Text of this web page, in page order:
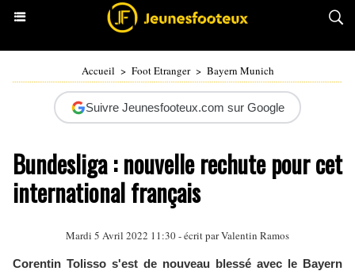
Accueil > Foot Etranger > Bayern Munich
Suivre Jeunesfooteux.com sur Google
Bundesliga : nouvelle rechute pour cet
international français
Mardi 5 Avril 2022 11:30 - écrit parValentin Ramos
Corentin Tolisso s'est de nouveau blessé avec le Bayern